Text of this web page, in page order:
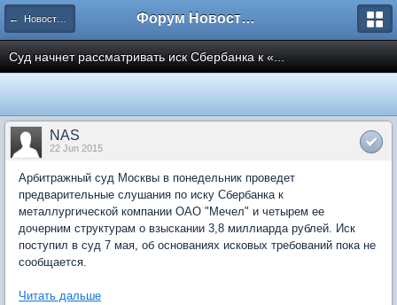
← Новости рынка недвижимости Форум Новостройки
Суд начнет рассматривать иск Сбербанка к «...
NAS
22 Jun 2015
Арбитражный суд Москвы в понедельник проведет
предварительные слушания по иску Сбербанка к
металлургической компании ОАО "Мечел" и четырем ее
дочерним структурам о взыскании 3,8 миллиарда рублей. Иск
поступил в суд 7 мая, об основаниях исковых требований пока не
сообщается.
Читать дальше